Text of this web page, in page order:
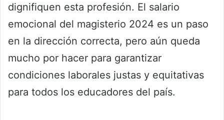
dignifiquen esta profesión. El salario
emocional del magisterio 2024 es un paso
en la dirección correcta, pero aún queda
mucho por hacer para garantizar
condiciones laborales justas y equitativas
para todos los educadores del país.